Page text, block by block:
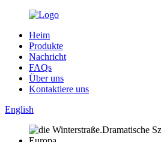
Heim
Produkte
Nachricht
FAQs
Über uns
Kontaktiere uns
English